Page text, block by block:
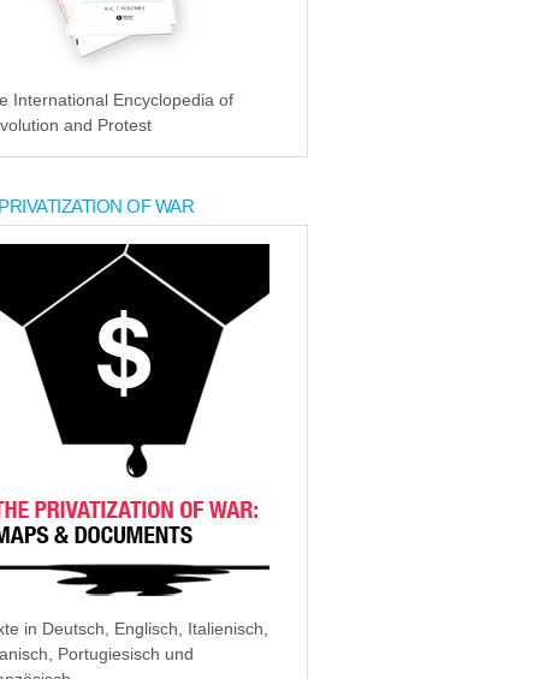
International Encyclopedia of
and Protest
OF WAR
in Deutsch, Englisch, Italienisch,
Portugiesisch und